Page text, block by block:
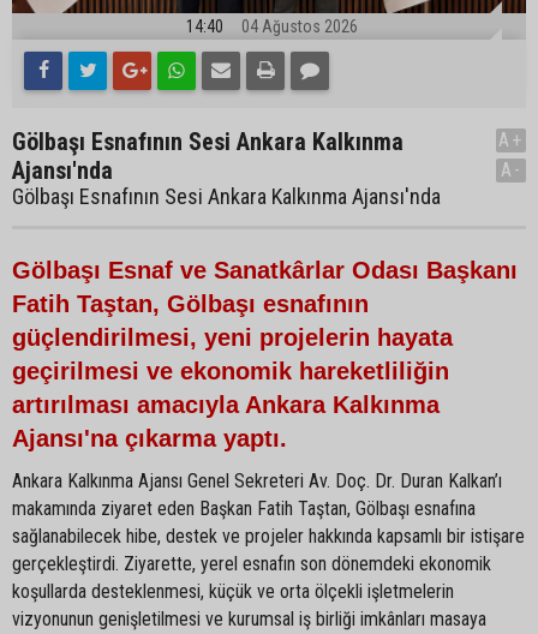
14:40 04 Ağustos 2026
Gölbaşı Esnafının Sesi Ankara Kalkınma
Ajansı'nda
Gölbaşı Esnafının Sesi Ankara Kalkınma Ajansı'nda
A+
A-
Gölbaşı Esnaf ve Sanatkârlar Odası Başkanı
Fatih Taştan, Gölbaşı esnafının
güçlendirilmesi, yeni projelerin hayata
geçirilmesi ve ekonomik hareketliliğin
artırılması amacıyla Ankara Kalkınma
Ajansı'na çıkarma yaptı.
Ankara Kalkınma Ajansı Genel Sekreteri Av. Doç. Dr. Duran Kalkan’ı
makamında ziyaret eden Başkan Fatih Taştan, Gölbaşı esnafına
sağlanabilecek hibe, destek ve projeler hakkında kapsamlı bir istişare
gerçekleştirdi. Ziyarette, yerel esnafın son dönemdeki ekonomik
koşullarda desteklenmesi, küçük ve orta ölçekli işletmelerin
vizyonunun genişletilmesi ve kurumsal iş birliği imkânları masaya